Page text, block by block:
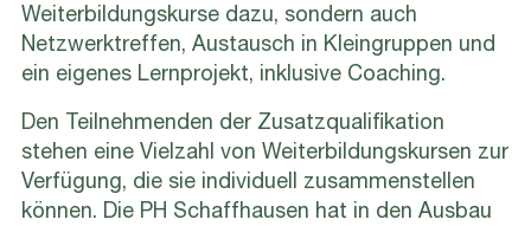
Weiterbildungskurse dazu, sondern auch
Netzwerktreffen, Austausch in Kleingruppen und
ein eigenes Lernprojekt, inklusive Coaching.
Den Teilnehmenden der Zusatzqualifikation
stehen eine Vielzahl von Weiterbildungskursen zur
Verfügung, die sie individuell zusammenstellen
können. Die PH Schaffhausen hat in den Ausbau